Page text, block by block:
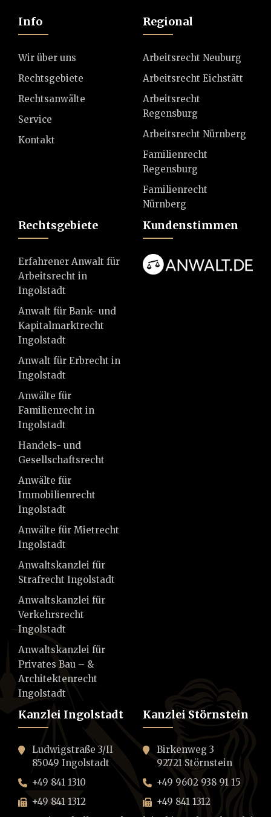
Info
Wir über uns
Rechtsgebiete
Rechtsanwälte
Service
Kontakt
Regional
Arbeitsrecht Neuburg
Arbeitsrecht Eichstätt
Arbeitsrecht
Regensburg
Arbeitsrecht Nürnberg
Familienrecht
Regensburg
Familienrecht
Nürnberg
Rechtsgebiete
Erfahrener Anwalt für
Arbeitsrecht in
Ingolstadt
Anwalt für Bank- und
Kapitalmarktrecht
Ingolstadt
Anwalt für Erbrecht in
Ingolstadt
Anwälte für
Familienrecht in
Ingolstadt
Handels- und
Gesellschaftsrecht
Anwälte für
Immobilienrecht
Ingolstadt
Anwälte für Mietrecht
Ingolstadt
Anwaltskanzlei für
Strafrecht Ingolstadt
Anwaltskanzlei für
Verkehrsrecht
Ingolstadt
Anwaltskanzlei für
Privates Bau – &
Architektenrecht
Ingolstadt
Kundenstimmen
Kanzlei Ingolstadt
Ludwigstraße 3/II
85049 Ingolstadt
+49 841 1310
+49 841 1312
Kanzlei Störnstein
Birkenweg 3
92721 Störnstein
+49 9602 938 91 15
+49 841 1312